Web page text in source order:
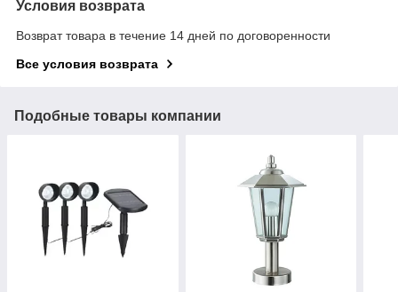
Условия возврата
Возврат товара в течение 14 дней по договоренности
Все условия возврата
Подобные товары компании